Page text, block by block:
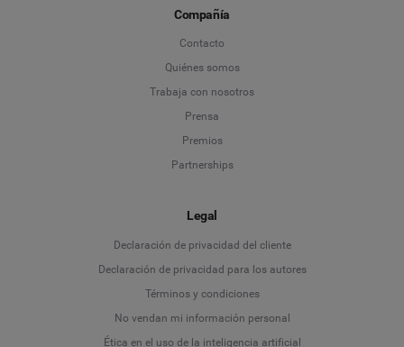
Compañía
Contacto
Quiénes somos
Trabaja con nosotros
Prensa
Premios
Partnerships
Legal
Declaración de privacidad del cliente
Declaración de privacidad para los autores
Términos y condiciones
No vendan mi información personal
Ética en el uso de la inteligencia artificial